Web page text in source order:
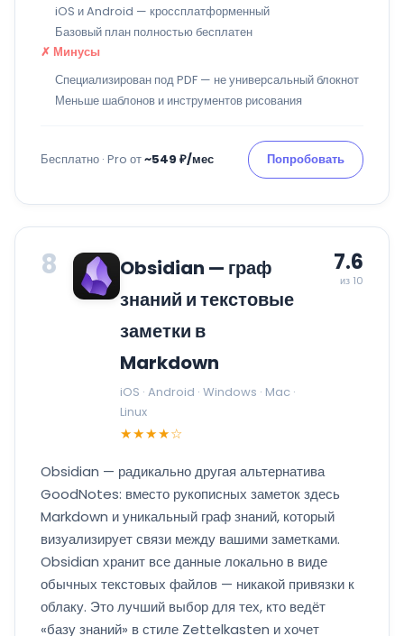
iOS и Android — кроссплатформенный
Базовый план полностью бесплатен
✗ Минусы
Специализирован под PDF — не универсальный блокнот
Меньше шаблонов и инструментов рисования
Бесплатно · Pro от~549 ₽/мес Попробовать
8
Obsidian — граф
знаний и текстовые
заметки в
Markdown
iOS · Android · Windows · Mac ·
Linux
★★★★☆
7.6
из 10
Obsidian — радикально другая альтернатива
GoodNotes: вместо рукописных заметок здесь
Markdown и уникальный граф знаний, который
визуализирует связи между вашими заметками.
Obsidian хранит все данные локально в виде
обычных текстовых файлов — никакой привязки к
облаку. Это лучший выбор для тех, кто ведёт
«базу знаний» в стиле Zettelkasten и хочет